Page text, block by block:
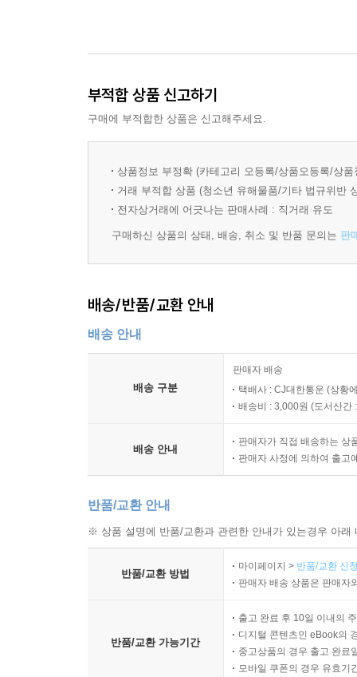
부적합 상품 신고하기
구매에 부적합한 상품은 신고해주세요.
상품정보 부정확 (카테고리 오등록/상품오등록/상
거래 부적합 상품 (청소년 유해물품/기타 법규위반
전자상거래에 어긋나는 판매사례 : 직거래 유도
구매하신 상품의 상태, 배송, 취소 및 반품 문의는 판
배송/반품/교환 안내
배송 안내
배송 구분
판매자 배송
택배사 : CJ대한통운 (상황
배송비 : 3,000원 (도서산간
배송 안내
판매자가 직접 배송하는 상
판매자 사정에 의하여 출고
반품/교환 안내
※ 상품 설명에 반품/교환과 관련한 안내가 있는경우 아
반품/교환 방법
마이페이지 > 반품/교환 신
판매자 배송 상품은 판매자
반품/교환 가능기간
출고 완료 후 10일 이내의
디지털 콘텐츠인 eBook의
중고상품의 경우 출고 완료
모바일 쿠폰의 경우 유효기